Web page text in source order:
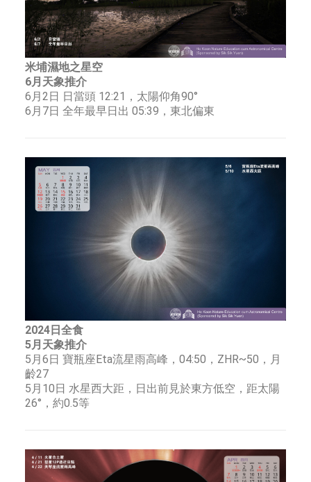
米埔濕地之星空
6月天象推介
6月2日 日當頭 12:21，太陽仰角90°
6月7日 全年最早日出 05:39，東北偏東
2024日全食
5月天象推介
5月6日 寶瓶座Eta流星雨高峰，04:50，ZHR~50，月
齡27
5月10日 水星西大距，日出前見於東方低空，距太陽
26°，約0.5等